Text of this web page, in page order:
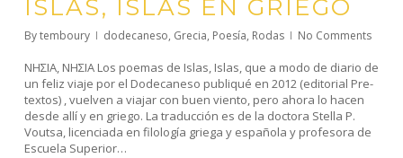
ISLAS, ISLAS EN GRIEGO
Bytemboury dodecaneso, Grecia, Poesía, Rodas No Comments
ΝΗΣΙΑ, ΝΗΣΙΑ Los poemas de Islas, Islas, que a modo de diario de
un feliz viaje por el Dodecaneso publiqué en 2012 (editorial Pre-
textos) , vuelven a viajar con buen viento, pero ahora lo hacen
desde allí y en griego. La traducción es de la doctora Stella P.
Voutsa, licenciada en filología griega y española y profesora de
Escuela Superior…